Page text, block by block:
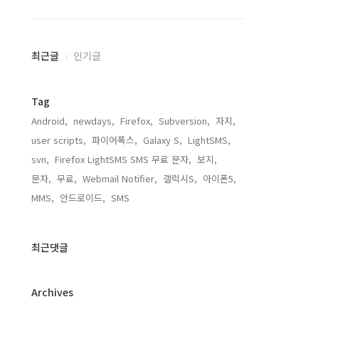
최
과
기
글
최근글 인기글
Tag
Android, newdays, Firefox, Subversion, 자지,
user scripts, 파이어폭스, Galaxy S, LightSMS,
svn, Firefox LightSMS SMS 무료 문자, 보지,
문자, 무료, Webmail Notifier, 갤럭시S, 아이폰5,
MMS, 안드로이드, SMS,
최근댓글
Archives